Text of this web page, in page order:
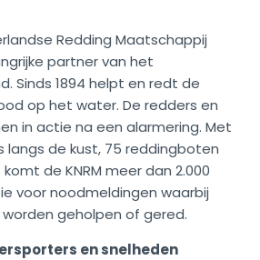
Redding Maatschappij
partner van het
Sinds 1894 helpt en redt de
op het water. De redders en
in actie na een alarmering. Met
langs de kust, 75 reddingboten
komt de KNRM meer dan 2.000
voor noodmeldingen waarbij
geholpen of gered.
en snelheden